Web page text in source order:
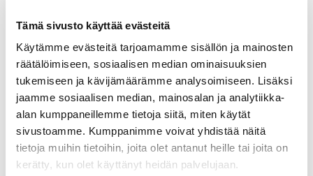
Tämä sivusto käyttää evästeitä
Käytämme evästeitä tarjoamamme sisällön ja mainosten
räätälöimiseen, sosiaalisen median ominaisuuksien
tukemiseen ja kävijämäärämme analysoimiseen. Lisäksi
jaamme sosiaalisen median, mainosalan ja analytiikka-
alan kumppaneillemme tietoja siitä, miten käytät
sivustoamme. Kumppanimme voivat yhdistää näitä
tietoja muihin tietoihin, joita olet antanut heille tai joita on
kerätty, kun olet käyttänyt heidän palvelujaan.
ja liikuntaetuudet (Smartum, Epassi, Edenred)
PAIKKOJA RAJOITETTU MÄÄRÄ! Ilmoittaudu
emilia.leppamaki@liikelataamo.fi / 050 339 8747
Tapahtumatiedot